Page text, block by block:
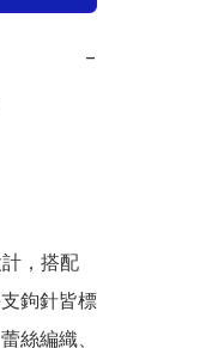
−
，搭配
鉤針皆標
絲編織、